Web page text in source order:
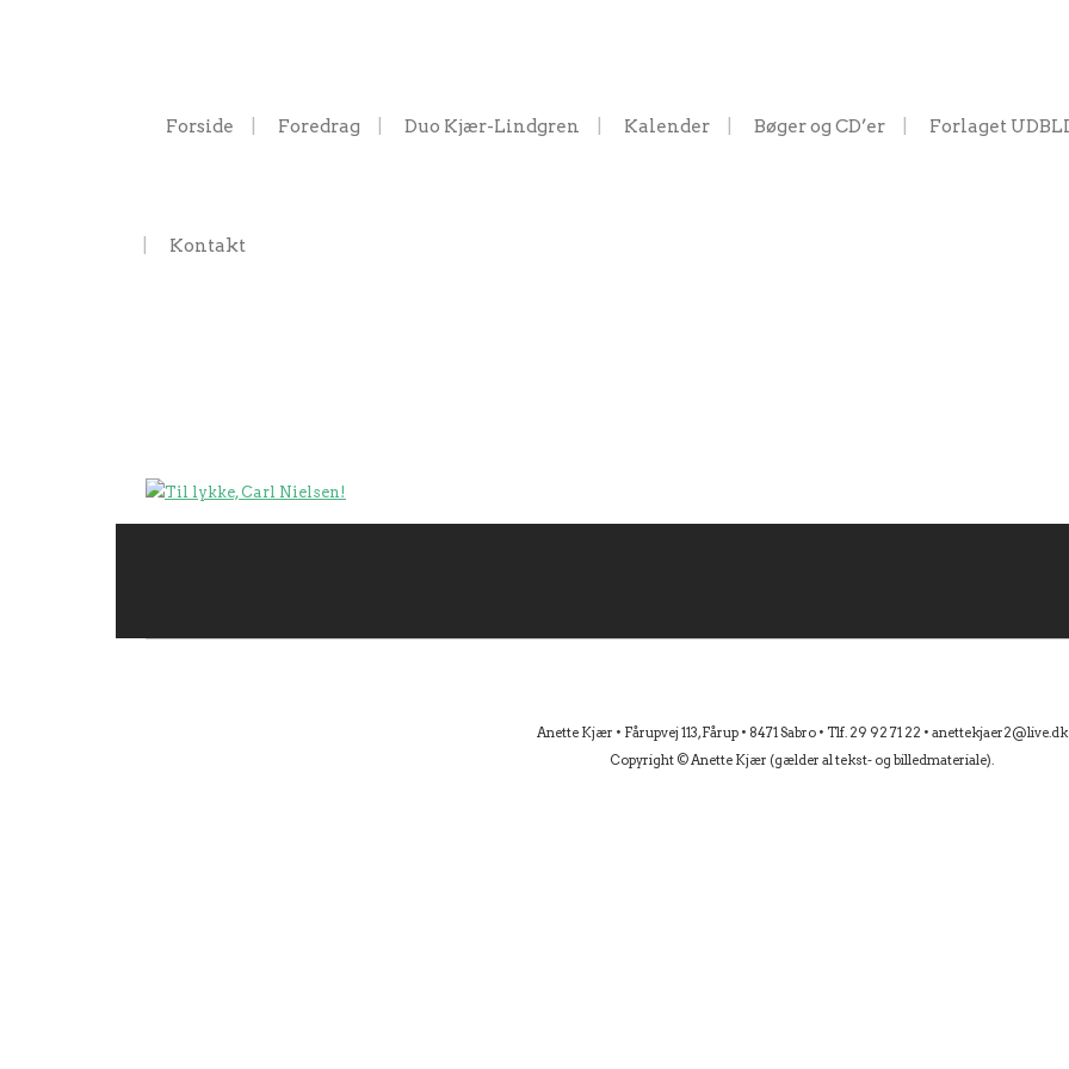
Forside Foredrag Duo Kjær-Lindgren Kalender Bøger og CD’er Forlaget
Kontakt
Anette Kjær • Fårupvej 113, Fårup • 8471 Sabro • Tlf. 29 92 71 22 • anettekjaer2@live.dk
Copyright © Anette Kjær (gælder al tekst- og billedmateriale).